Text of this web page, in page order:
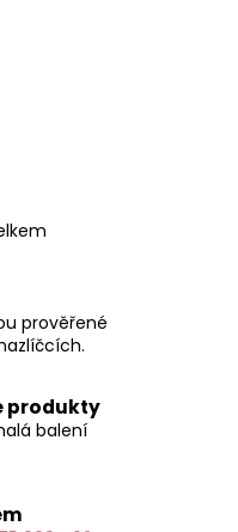
prověřené
produkty
balení